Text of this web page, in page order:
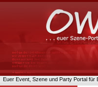
Euer Event, Szene und Party Portal für